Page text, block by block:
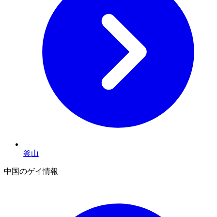
釜山
中国のゲイ情報